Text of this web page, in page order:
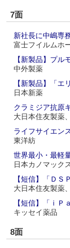
7面
新社長に中嶋専
富士フイルムホ
【新製品】プル
中外製薬
【新製品】「エ
日本新薬
クラミジア抗原
大日本住友製薬
ライフサイエン
東洋紡
世界最小・最軽
日本カノマック
【短信】「ＤＳ
大日本住友製薬
【短信】「ｉＰ
キッセイ薬品
8面